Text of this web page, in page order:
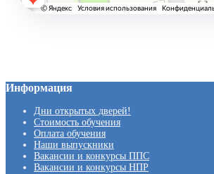
Информация
Дни открытых дверей!
Стоимость обучения
Оплата обучения
Наши выпускники
Вакансии и конкурсы ППС
Вакансии и конкурсы НПР